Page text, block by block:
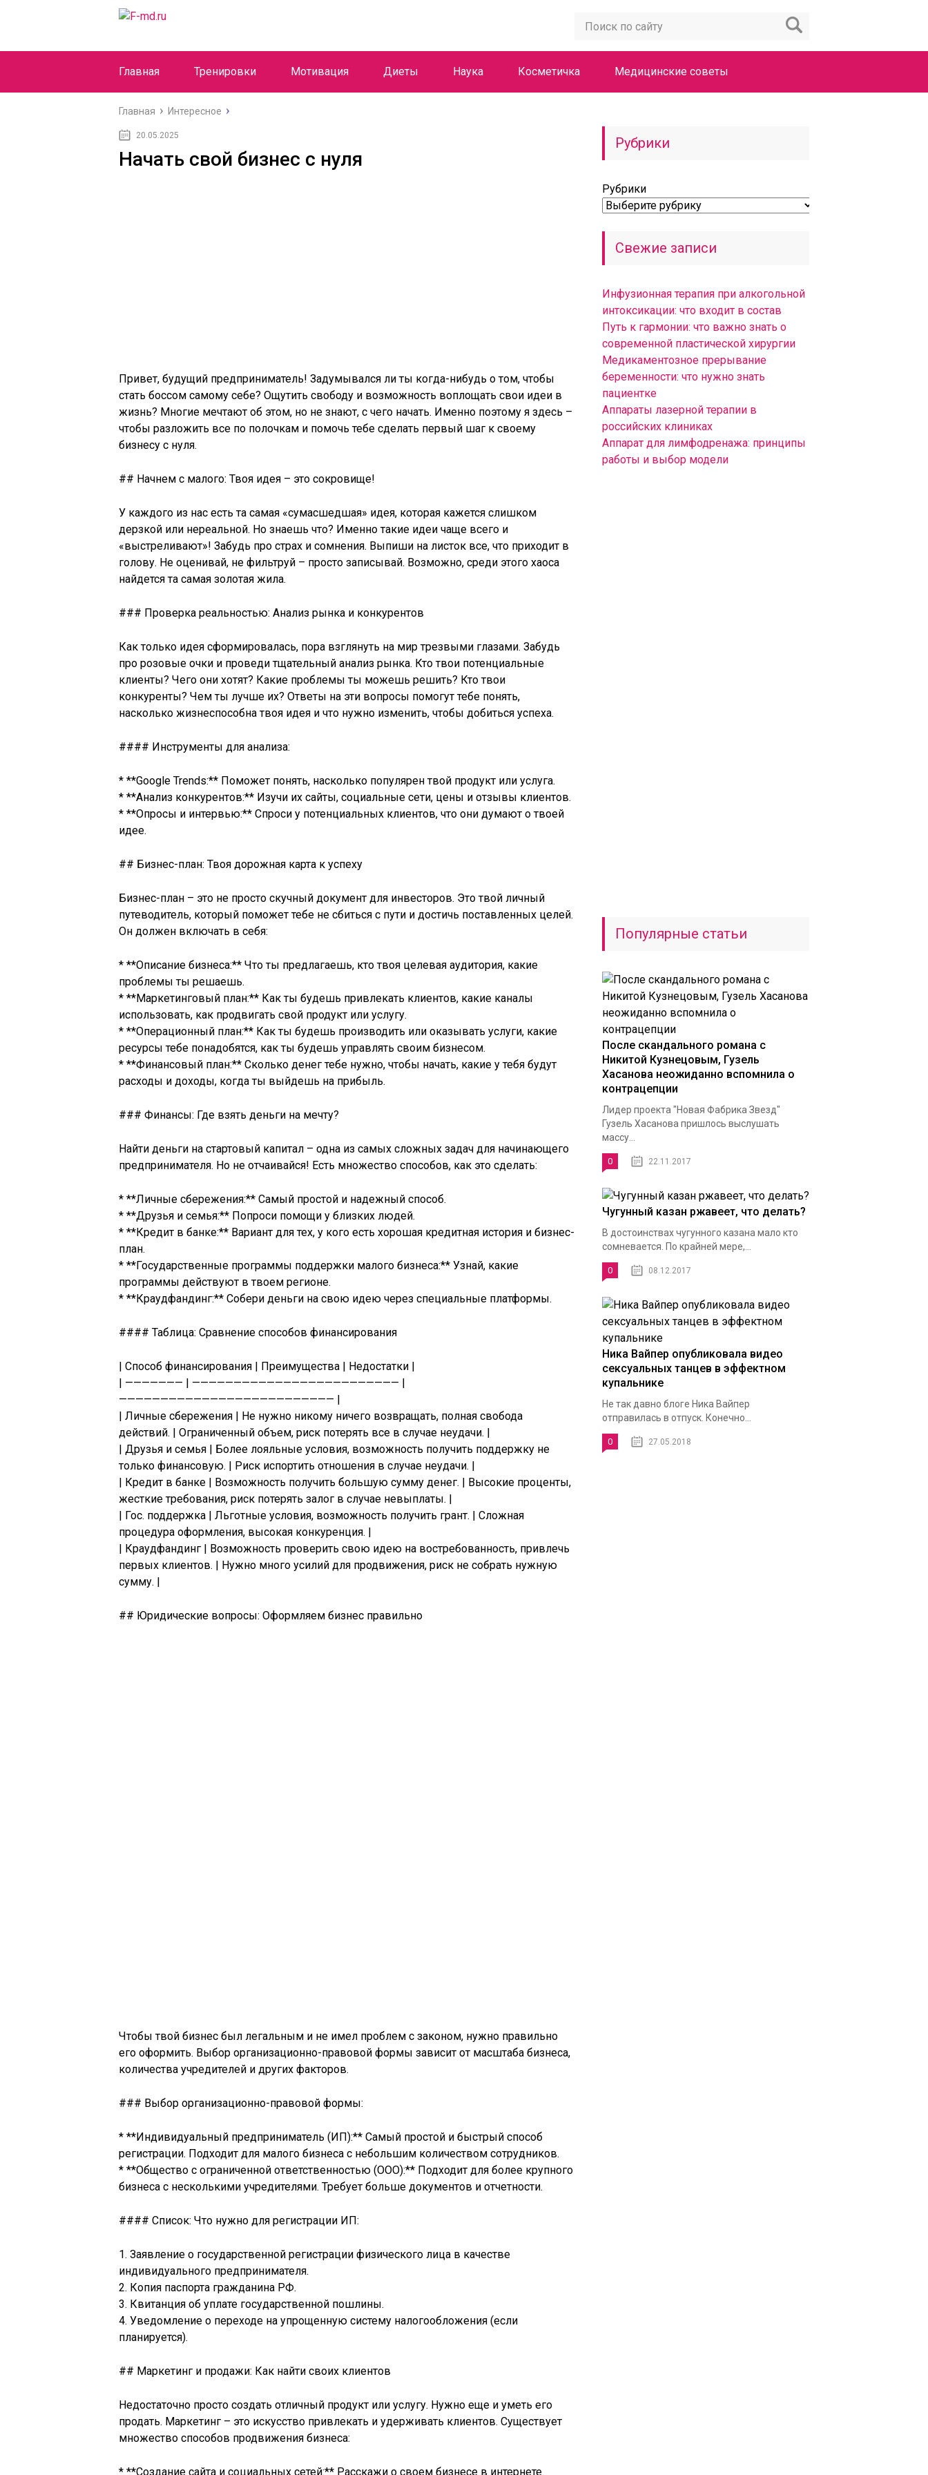
Главная Тренировки Мотивация Диеты Наука Косметичка Медицинские советы
Главная Интересное
20.05.2025
Начать свой бизнес с нуля
Привет, будущий предприниматель! Задумывался ли ты когда-нибудь о том, чтобы
стать боссом самому себе? Ощутить свободу и возможность воплощать свои идеи в
жизнь? Многие мечтают об этом, но не знают, с чего начать. Именно поэтому я здесь –
чтобы разложить все по полочкам и помочь тебе сделать первый шаг к своему
бизнесу с нуля.
## Начнем с малого: Твоя идея – это сокровище!
У каждого из нас есть та самая «сумасшедшая» идея, которая кажется слишком
дерзкой или нереальной. Но знаешь что? Именно такие идеи чаще всего и
«выстреливают»! Забудь про страх и сомнения. Выпиши на листок все, что приходит в
голову. Не оценивай, не фильтруй – просто записывай. Возможно, среди этого хаоса
найдется та самая золотая жила.
### Проверка реальностью: Анализ рынка и конкурентов
Как только идея сформировалась, пора взглянуть на мир трезвыми глазами. Забудь
про розовые очки и проведи тщательный анализ рынка. Кто твои потенциальные
клиенты? Чего они хотят? Какие проблемы ты можешь решить? Кто твои
конкуренты? Чем ты лучше их? Ответы на эти вопросы помогут тебе понять,
насколько жизнеспособна твоя идея и что нужно изменить, чтобы добиться успеха.
#### Инструменты для анализа:
* **Google Trends:** Поможет понять, насколько популярен твой продукт или услуга.
* **Анализ конкурентов:** Изучи их сайты, социальные сети, цены и отзывы клиентов.
* **Опросы и интервью:** Спроси у потенциальных клиентов, что они думают о твоей
идее.
## Бизнес-план: Твоя дорожная карта к успеху
Бизнес-план – это не просто скучный документ для инвесторов. Это твой личный
путеводитель, который поможет тебе не сбиться с пути и достичь поставленных целей.
Он должен включать в себя:
* **Описание бизнеса:** Что ты предлагаешь, кто твоя целевая аудитория, какие
проблемы ты решаешь.
* **Маркетинговый план:** Как ты будешь привлекать клиентов, какие каналы
использовать, как продвигать свой продукт или услугу.
* **Операционный план:** Как ты будешь производить или оказывать услуги, какие
ресурсы тебе понадобятся, как ты будешь управлять своим бизнесом.
* **Финансовый план:** Сколько денег тебе нужно, чтобы начать, какие у тебя будут
расходы и доходы, когда ты выйдешь на прибыль.
### Финансы: Где взять деньги на мечту?
Найти деньги на стартовый капитал – одна из самых сложных задач для начинающего
предпринимателя. Но не отчаивайся! Есть множество способов, как это сделать:
* **Личные сбережения:** Самый простой и надежный способ.
* **Друзья и семья:** Попроси помощи у близких людей.
* **Кредит в банке:** Вариант для тех, у кого есть хорошая кредитная история и бизнес-
план.
* **Государственные программы поддержки малого бизнеса:** Узнай, какие
программы действуют в твоем регионе.
* **Краудфандинг:** Собери деньги на свою идею через специальные платформы.
#### Таблица: Сравнение способов финансирования
| Способ финансирования | Преимущества | Недостатки |
| ——————— | ————————————————————————— |
—————————————————————————— |
| Личные сбережения | Не нужно никому ничего возвращать, полная свобода
действий. | Ограниченный объем, риск потерять все в случае неудачи. |
| Друзья и семья | Более лояльные условия, возможность получить поддержку не
только финансовую. | Риск испортить отношения в случае неудачи. |
| Кредит в банке | Возможность получить большую сумму денег. | Высокие проценты,
жесткие требования, риск потерять залог в случае невыплаты. |
| Гос. поддержка | Льготные условия, возможность получить грант. | Сложная
процедура оформления, высокая конкуренция. |
| Краудфандинг | Возможность проверить свою идею на востребованность, привлечь
первых клиентов. | Нужно много усилий для продвижения, риск не собрать нужную
сумму. |
## Юридические вопросы: Оформляем бизнес правильно
Чтобы твой бизнес был легальным и не имел проблем с законом, нужно правильно
его оформить. Выбор организационно-правовой формы зависит от масштаба бизнеса,
количества учредителей и других факторов.
### Выбор организационно-правовой формы:
* **Индивидуальный предприниматель (ИП):** Самый простой и быстрый способ
регистрации. Подходит для малого бизнеса с небольшим количеством сотрудников.
* **Общество с ограниченной ответственностью (ООО):** Подходит для более крупного
бизнеса с несколькими учредителями. Требует больше документов и отчетности.
#### Список: Что нужно для регистрации ИП:
1. Заявление о государственной регистрации физического лица в качестве
индивидуального предпринимателя.
2. Копия паспорта гражданина РФ.
3. Квитанция об уплате государственной пошлины.
4. Уведомление о переходе на упрощенную систему налогообложения (если
планируется).
## Маркетинг и продажи: Как найти своих клиентов
Недостаточно просто создать отличный продукт или услугу. Нужно еще и уметь его
продать. Маркетинг – это искусство привлекать и удерживать клиентов. Существует
множество способов продвижения бизнеса:
* **Создание сайта и социальных сетей:** Расскажи о своем бизнесе в интернете.
Рубрики
Рубрики
Свежие записи
Инфузионная терапия при алкогольной
интоксикации: что входит в состав
Путь к гармонии: что важно знать о
современной пластической хирургии
Медикаментозное прерывание
беременности: что нужно знать
пациентке
Аппараты лазерной терапии в
российских клиниках
Аппарат для лимфодренажа: принципы
работы и выбор модели
Популярные статьи
После скандального романа с
Никитой Кузнецовым, Гузель
Хасанова неожиданно вспомнила о
контрацепции
Лидер проекта "Новая Фабрика Звезд"
Гузель Хасанова пришлось выслушать
массу...
0 22.11.2017
Чугунный казан ржавеет, что делать?
В достоинствах чугунного казана мало кто
сомневается. По крайней мере,...
0 08.12.2017
Ника Вайпер опубликовала видео
сексуальных танцев в эффектном
купальнике
Не так давно блоге Ника Вайпер
отправилась в отпуск. Конечно...
0 27.05.2018